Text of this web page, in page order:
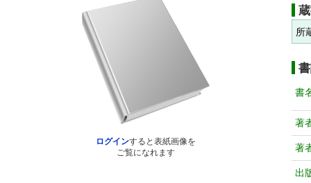
ログインすると表紙画像を
ご覧になれます
所
書
著
著
出